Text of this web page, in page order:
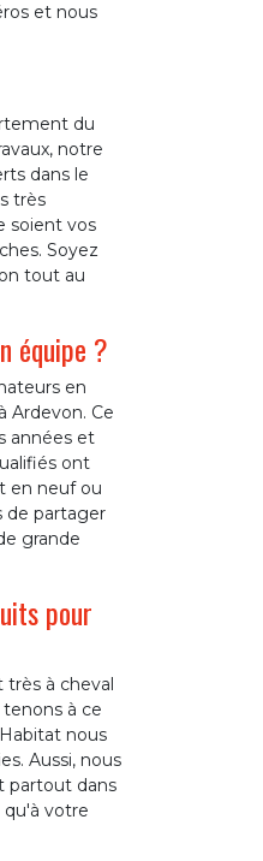
et nous
du
notre
dans le
très
soient vos
Soyez
tout au
équipe ?
en
Ardevon. Ce
années et
ont
en neuf ou
de partager
grande
pour
à cheval
à ce
nous
Aussi, nous
partout dans
qu'à votre